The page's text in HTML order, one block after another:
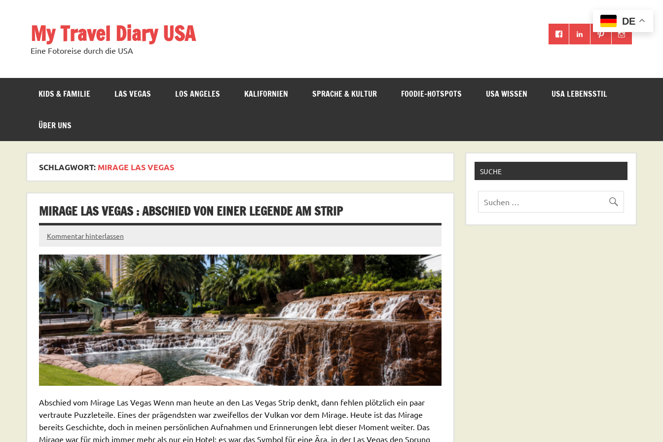
My Travel Diary USA
Eine Fotoreise durch die USA
KIDS & FAMILIE LAS VEGAS LOS ANGELES KALIFORNIEN SPRACHE & KULTUR FOODIE-HOTSPOTS USA WISSEN USA LEBENSSTIL
ÜBER UNS
SCHLAGWORT: MIRAGE LAS VEGAS
MIRAGE LAS VEGAS : ABSCHIED VON EINER LEGENDE AM STRIP
Kommentar hinterlassen
Abschied vom Mirage Las Vegas Wenn man heute an den Las Vegas Strip denkt, dann fehlen plötzlich ein paar
vertraute Puzzleteile. Eines der prägendsten war zweifellos der Vulkan vor dem Mirage. Heute ist das Mirage
bereits Geschichte, doch in meinen persönlichen Aufnahmen und Erinnerungen lebt dieser Moment weiter. Das
Mirage war für mich immer mehr als nur ein Hotel; es war das Symbol für eine Ära, in der Las Vegas den Sprung
SUCHE
DE